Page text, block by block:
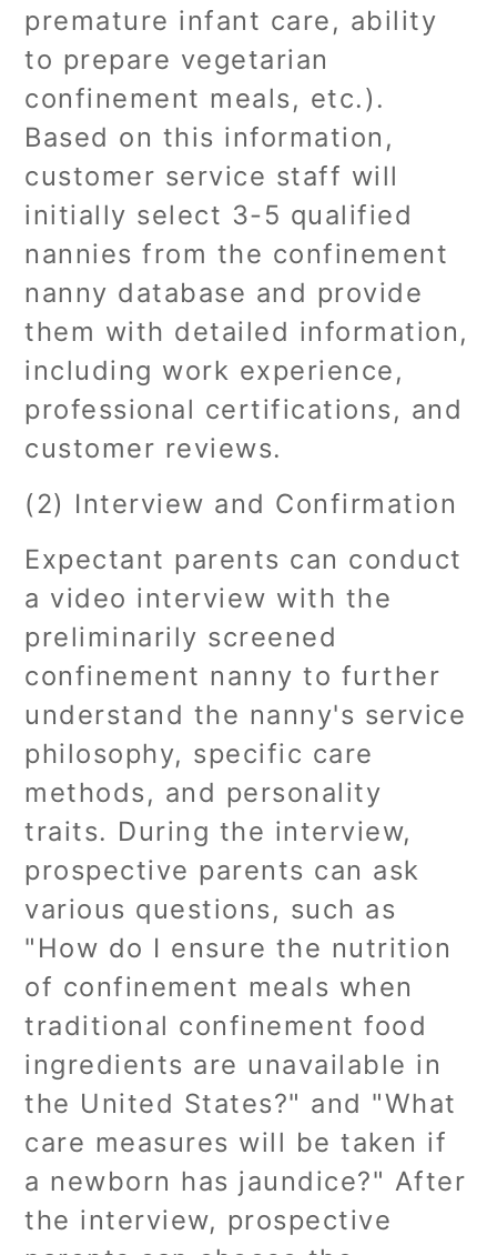
premature infant care, ability
to prepare vegetarian
confinement meals, etc.).
Based on this information,
customer service staff will
initially select 3-5 qualified
nannies from the confinement
nanny database and provide
them with detailed information,
including work experience,
professional certifications, and
customer reviews.
(2) Interview and Confirmation
Expectant parents can conduct
a video interview with the
preliminarily screened
confinement nanny to further
understand the nanny's service
philosophy, specific care
methods, and personality
traits. During the interview,
prospective parents can ask
various questions, such as
"How do I ensure the nutrition
of confinement meals when
traditional confinement food
ingredients are unavailable in
the United States?" and "What
care measures will be taken if
a newborn has jaundice?" After
the interview, prospective